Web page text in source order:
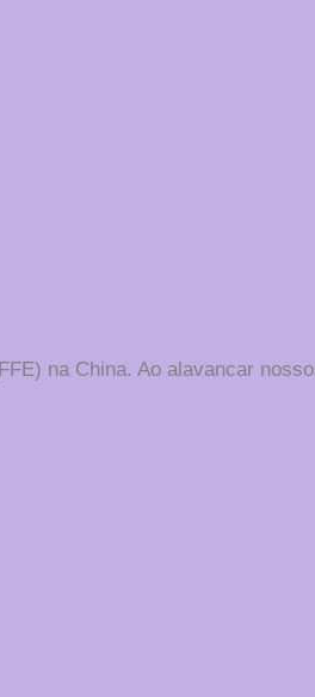
na China. Ao alavancar